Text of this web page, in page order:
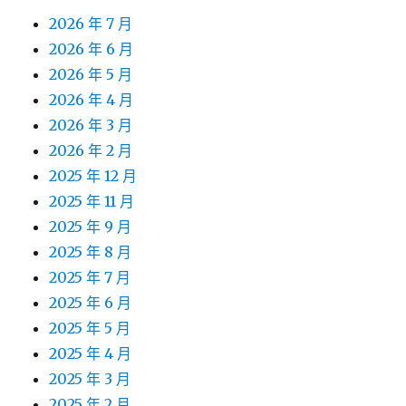
2026 年 7 月
2026 年 6 月
2026 年 5 月
2026 年 4 月
2026 年 3 月
2026 年 2 月
2025 年 12 月
2025 年 11 月
2025 年 9 月
2025 年 8 月
2025 年 7 月
2025 年 6 月
2025 年 5 月
2025 年 4 月
2025 年 3 月